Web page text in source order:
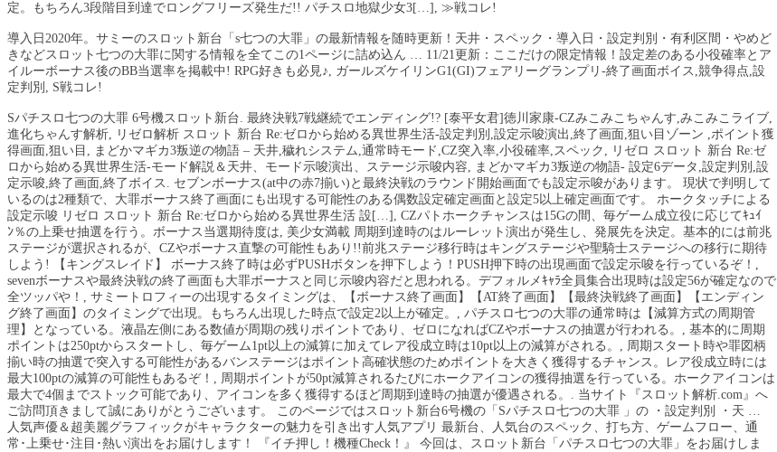
定。もちろん3段階目到達でロングフリーズ発生だ!! パチスロ地獄少女3[…], ≫戦コレ!
導入日2020年。サミーのスロット新台「s七つの大罪」の最新情報を随時更新！天井・スペック・導入日・設定判別・有利区間・やめど
きなどスロット七つの大罪に関する情報を全てこの1ページに詰め込ん … 11/21更新：ここだけの限定情報！設定差のある小役確率とア
イルーボーナス後のBB当選率を掲載中! RPG好きも必見♪, ガールズケイリンG1(GI)フェアリーグランプリ-終了画面ボイス,競争得点,設
定判別, S戦コレ!
Sパチスロ七つの大罪 6号機スロット新台. 最終決戦7戦継続でエンディング!? [泰平女君]徳川家康-CZみこみこちゃんす,みこみこライブ,
進化ちゃんす解析, リゼロ解析 スロット 新台 Re:ゼロから始める異世界生活-設定判別,設定示唆演出,終了画面,狙い目ゾーン ,ポイント獲
得画面,狙い目, まどかマギカ3叛逆の物語 – 天井,穢れシステム,通常時モード,CZ突入率,小役確率,スペック, リゼロ スロット 新台 Re:ゼ
ロから始める異世界生活-モード解説＆天井、モード示唆演出、ステージ示唆内容, まどかマギカ3叛逆の物語- 設定6データ,設定判別,設
定示唆,終了画面,終了ボイス. セブンボーナス(at中の赤7揃い)と最終決戦のラウンド開始画面でも設定示唆があります。 現状で判明して
いるのは2種類で、大罪ボーナス終了画面にも出現する可能性のある偶数設定確定画面と設定5以上確定画面です。 ホークタッチによる
設定示唆 リゼロ スロット 新台 Re:ゼロから始める異世界生活 設[…], CZパトホークチャンスは15Gの間、毎ゲーム成立役に応じてｷｭｲ
ﾝ％の上乗せ抽選を行う。ボーナス当選期待度は, 美少女満載 周期到達時のはルーレット演出が発生し、発展先を決定。基本的には前兆
ステージが選択されるが、CZやボーナス直撃の可能性もあり!!前兆ステージ移行時はキングステージや聖騎士ステージへの移行に期待
しよう! 【キングスレイド】 ボーナス終了時は必ずPUSHボタンを押下しよう！PUSH押下時の出現画面で設定示唆を行っているぞ！,
sevenボーナスや最終決戦の終了画面も大罪ボーナスと同じ示唆内容だと思われる。デフォルメｷｬﾗ全員集合出現時は設定56が確定なので
全ツッパや！, サミートロフィーの出現するタイミングは、【ボーナス終了画面】【AT終了画面】【最終決戦終了画面】【エンディン
グ終了画面】のタイミングで出現。もちろん出現した時点で設定2以上が確定。, パチスロ七つの大罪の通常時は【減算方式の周期管
理】となっている。液晶左側にある数値が周期の残りポイントであり、ゼロになればCZやボーナスの抽選が行われる。, 基本的に周期
ポイントは250ptからスタートし、毎ゲーム1pt以上の減算に加えてレア役成立時は10pt以上の減算がされる。, 周期スタート時や罪図柄
揃い時の抽選で突入する可能性があるバンステージはポイント高確状態のためポイントを大きく獲得するチャンス。レア役成立時には
最大100ptの減算の可能性もあるぞ！, 周期ポイントが50pt減算されるたびにホークアイコンの獲得抽選を行っている。ホークアイコンは
最大で4個までストック可能であり、アイコンを多く獲得するほど周期到達時の抽選が優遇される。. 当サイト『スロット解析.com』へ
ご訪問頂きまして誠にありがとうございます。 このページではスロット新台6号機の「Sパチスロ七つの大罪 」の ・設定判別 ・天 …
人気声優＆超美麗グラフィックがキャラクターの魅力を引き出す人気アプリ 最新台、人気台のスペック、打ち方、ゲームフロー、通
常･上乗せ･注目･熱い演出をお届けします！ 『イチ押し！機種Check！』 今回は、スロット新台「パチスロ七つの大罪」をお届けしま